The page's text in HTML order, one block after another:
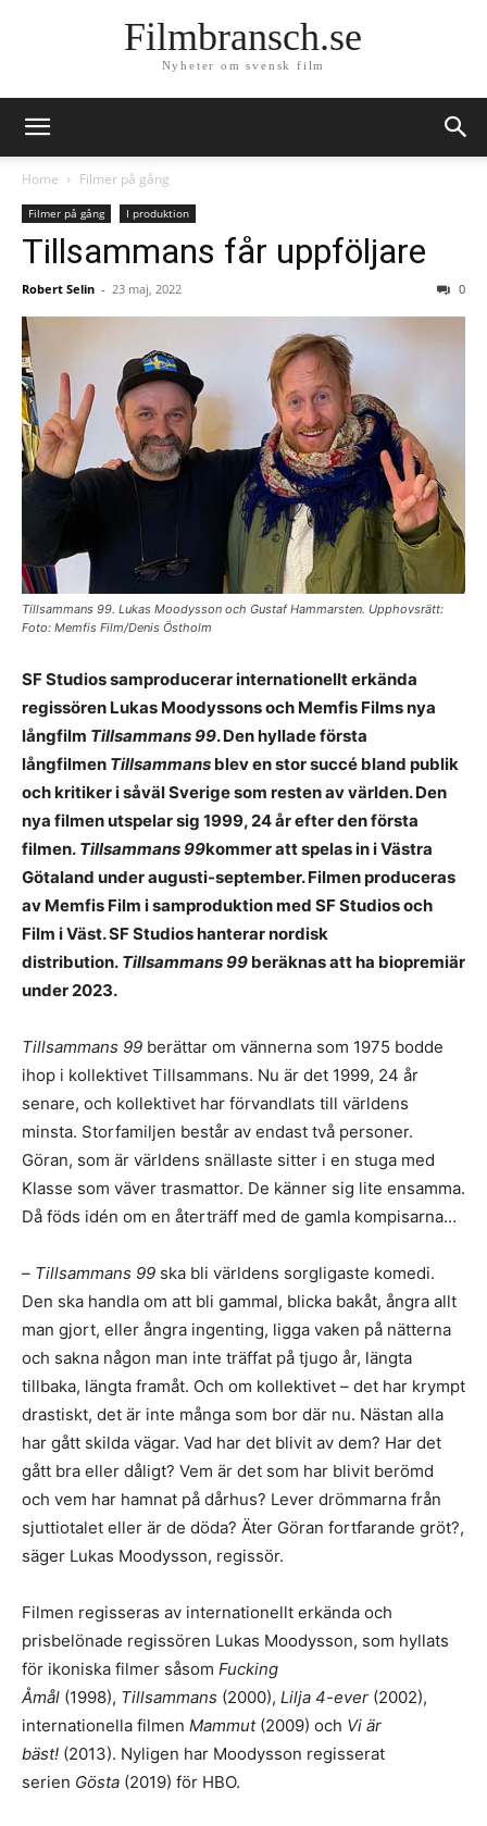
Filmbransch.se
Nyheter om svensk film
Home Filmer på gång
Filmer på gång I produktion
Tillsammans får uppföljare
Robert Selin - 23 maj, 2022 0
Tillsammans 99. Lukas Moodysson och Gustaf Hammarsten. Upphovsrätt:
Foto: Memfis Film/Denis Östholm
SF Studios samproducerar internationellt erkända
regissören Lukas Moodyssons och Memfis Films nya
långfilm Tillsammans 99. Den hyllade första
långfilmen Tillsammans blev en stor succé bland publik
och kritiker i såväl Sverige som resten av världen. Den
nya filmen utspelar sig 1999, 24 år efter den första
filmen. Tillsammans 99kommer att spelas in i Västra
Götaland under augusti-september. Filmen produceras
av Memfis Film i samproduktion med SF Studios och
Film i Väst. SF Studios hanterar nordisk
distribution. Tillsammans 99 beräknas att ha biopremiär
under 2023.
Tillsammans 99 berättar om vännerna som 1975 bodde
ihop i kollektivet Tillsammans. Nu är det 1999, 24 år
senare, och kollektivet har förvandlats till världens
minsta. Storfamiljen består av endast två personer.
Göran, som är världens snällaste sitter i en stuga med
Klasse som väver trasmattor. De känner sig lite ensamma.
Då föds idén om en återträff med de gamla kompisarna…
– Tillsammans 99 ska bli världens sorgligaste komedi.
Den ska handla om att bli gammal, blicka bakåt, ångra allt
man gjort, eller ångra ingenting, ligga vaken på nätterna
och sakna någon man inte träffat på tjugo år, längta
tillbaka, längta framåt. Och om kollektivet – det har krympt
drastiskt, det är inte många som bor där nu. Nästan alla
har gått skilda vägar. Vad har det blivit av dem? Har det
gått bra eller dåligt? Vem är det som har blivit berömd
och vem har hamnat på dårhus? Lever drömmarna från
sjuttiotalet eller är de döda? Äter Göran fortfarande gröt?,
säger Lukas Moodysson, regissör.
Filmen regisseras av internationellt erkända och
prisbelönade regissören Lukas Moodysson, som hyllats
för ikoniska filmer såsom Fucking
Åmål (1998), Tillsammans (2000), Lilja 4-ever (2002),
internationella filmen Mammut(2009) och Vi är
bäst! (2013). Nyligen har Moodysson regisserat
serien Gösta (2019) för HBO.